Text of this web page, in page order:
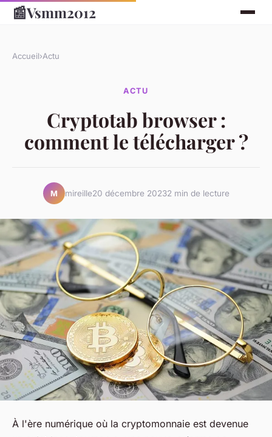
📰Vsmm2012
Accueil›Actu
ACTU
Cryptotab browser :
comment le télécharger ?
M mireille20 décembre 20232 min de lecture
À l'ère numérique où la cryptomonnaie est devenue